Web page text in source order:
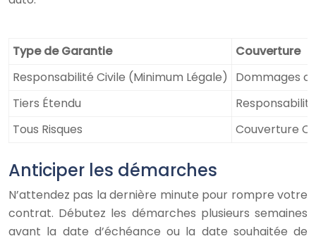
Type de Garantie
Couverture
Responsabilité Civile (Minimum Légale)
Dommages
Tiers Étendu
Tous Risques
Couverture
Anticiper les démarches
N’attendez pas la dernière minute pour rompre votre
contrat. Débutez les démarches plusieurs semaines
avant la date d’échéance ou la date souhaitée de